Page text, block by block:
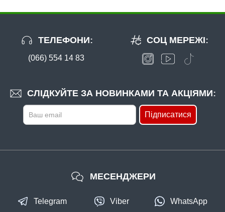
В наявності
Садок Flagman Keepnet Mesh d30см 4 кільця
ТЕЛЕФОНИ:
(066) 554 14 83
СЛІДКУЙТЕ ЗА НОВИНКАМИ ТА АКЦІЯМИ:
Підписатися
СОЦ МЕРЕЖІ:
МЕСЕНДЖЕРИ
Telegram Viber WhatsApp